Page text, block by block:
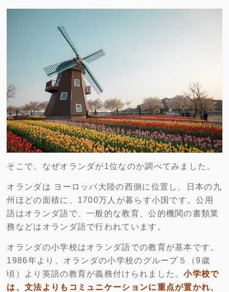
そこで、なぜオランダが1位なのか調べてみました。
オランダは ヨーロッパ大陸の西側に位置し、日本の九
州ほどの面積に、1700万人が暮らす小国です。公用
語はオランダ語で、一般的な教育、公的機関の書類業
務などはオランダ語で行われています。
オランダの小学校はオランダ語での教育が基本です。
1986年より、オランダの小学校のグループ５（9歳
頃）より英語の教育が義務付けられました。小学校で
は、文法よりもコミュニケーションに重点が置かれ、